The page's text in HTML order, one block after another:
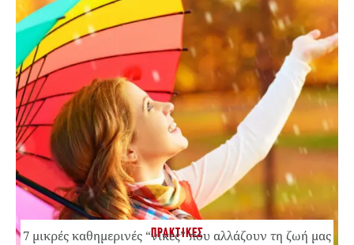
ΠΡΑΚΤΙΚΕΣ
7 μικρές καθημερινές “νίκες” που αλλάζουν τη ζωή μας